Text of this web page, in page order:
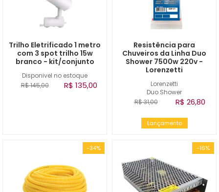
Disponivel no estoque
Trilho Eletrificado 1 metro
com 3 spot trilho 15w
branco - kit/conjunto
R$ 145,00 R$ 135,00
Lorenzetti
Duo Shower
Resistência para
Chuveiros da Linha Duo
Shower 7500w 220v -
Lorenzetti
R$ 31,00 R$ 26,80
Lançamento
-34% -16%